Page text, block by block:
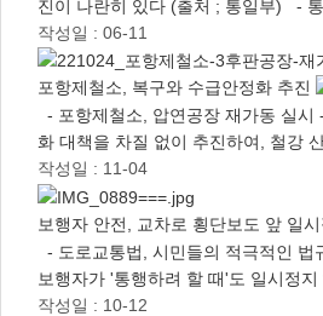
진이 나란히 있다 (출처 ; 통일부) -
작성일 : 06-11
포항제철소, 복구와 수급안정화 추진
- 포항제철소, 압연공장 재가동 실
화 대책을 차질 없이 추진하여, 철강
작성일 : 11-04
보행자 안전, 교차로 횡단보도 앞 일
- 도로교통법, 시민들의 적극적인
보행자가 '통행하려 할 때'도 일시정
작성일 : 10-12